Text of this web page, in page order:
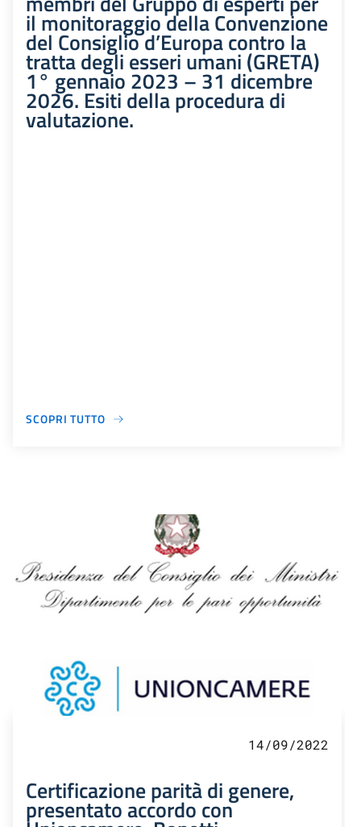
il monitoraggio della Convenzione
del Consiglio d’Europa contro la
tratta degli esseri umani (GRETA)
1° gennaio 2023 – 31 dicembre
2026. Esiti della procedura di
valutazione.
SCOPRI TUTTO
14/09/2022
Certificazione parità di genere,
presentato accordo con